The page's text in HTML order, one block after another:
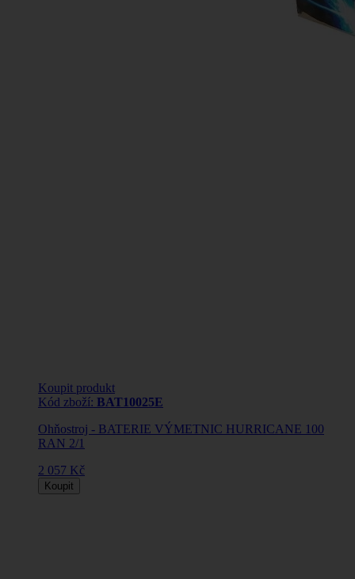
Koupit produkt
Kód zboží: BAT10025E
Ohňostroj - BATERIE VÝMETNIC HURRICANE 100
RAN 2/1
2 057 Kč
Koupit